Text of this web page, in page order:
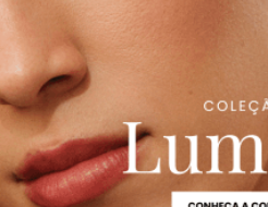
Correntes
Gargantilhas
Pingentes